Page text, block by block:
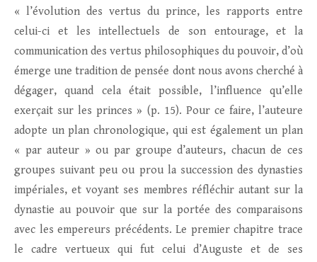
« l’évolution des vertus du prince, les rapports entre
celui-ci et les intellectuels de son entourage, et la
communication des vertus philosophiques du pouvoir, d’où
émerge une tradition de pensée dont nous avons cherché à
dégager, quand cela était possible, l’influence qu’elle
exerçait sur les princes » (p. 15). Pour ce faire, l’auteure
adopte un plan chronologique, qui est également un plan
« par auteur » ou par groupe d’auteurs, chacun de ces
groupes suivant peu ou prou la succession des dynasties
impériales, et voyant ses membres réfléchir autant sur la
dynastie au pouvoir que sur la portée des comparaisons
avec les empereurs précédents. Le premier chapitre trace
le cadre vertueux qui fut celui d’Auguste et de ses